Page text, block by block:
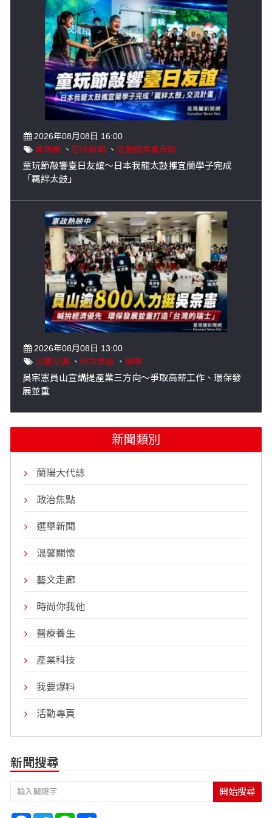
2026年08月08日 16:00
葛瑪蘭 、 在地新聞 、 宜蘭國際童玩節
童玩節敲響臺日友誼～日本我龍太鼓攜宜蘭學子完成
「羈絆太鼓」
2026年08月08日 13:00
宜蘭交通 、 地方建設 、 選舉
吳宗憲員山宣講提產業三方向～爭取高薪工作、環保發
展並重
新聞類別
蘭陽大代誌
政治焦點
選舉新聞
溫馨關懷
藝文走廊
時尚你我他
醫療養生
產業科技
我要爆料
活動專頁
新聞搜尋
開始搜尋